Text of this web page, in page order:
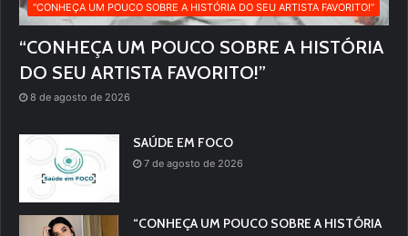
“CONHEÇA UM POUCO SOBRE A HISTÓRIA DO SEU ARTISTA FAVORITO!”
“CONHEÇA UM POUCO SOBRE A HISTÓRIA
DO SEU ARTISTA FAVORITO!”
8 de agosto de 2026
SAÚDE EM FOCO
7 de agosto de 2026
“CONHEÇA UM POUCO SOBRE A HISTÓRIA